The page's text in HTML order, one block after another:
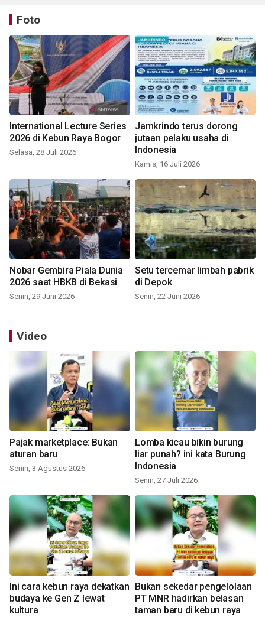
Foto
International Lecture Series
2026 di Kebun Raya Bogor
Selasa, 28 Juli 2026
Jamkrindo terus dorong
jutaan pelaku usaha di
Indonesia
Kamis, 16 Juli 2026
Nobar Gembira Piala Dunia
2026 saat HBKB di Bekasi
Senin, 29 Juni 2026
Setu tercemar limbah pabrik
di Depok
Senin, 22 Juni 2026
Video
Pajak marketplace: Bukan
aturan baru
Senin, 3 Agustus 2026
Lomba kicau bikin burung
liar punah? ini kata Burung
Indonesia
Senin, 27 Juli 2026
Ini cara kebun raya dekatkan
budaya ke Gen Z lewat
kultura
Bukan sekedar pengelolaan
PT MNR hadirkan belasan
taman baru di kebun raya